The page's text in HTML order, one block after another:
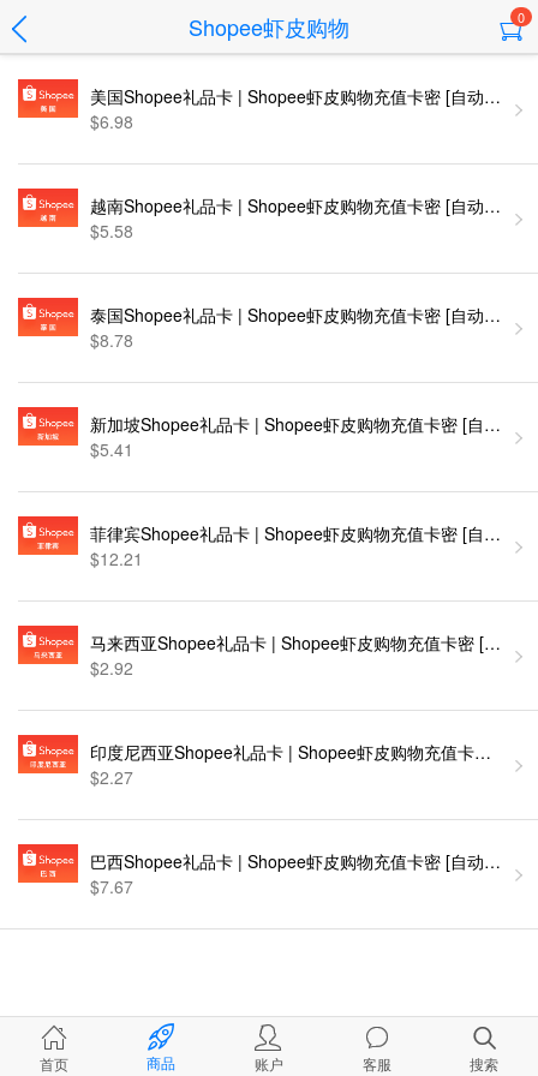
Shopee虾皮购物 0
美国Shopee礼品卡 | Shopee虾皮购物充值卡密 [自动发货]
$6.98
越南Shopee礼品卡 | Shopee虾皮购物充值卡密 [自动发货]
$5.58
泰国Shopee礼品卡 | Shopee虾皮购物充值卡密 [自动发货]
$8.78
新加坡Shopee礼品卡 | Shopee虾皮购物充值卡密 [自动发货]
$5.41
菲律宾Shopee礼品卡 | Shopee虾皮购物充值卡密 [自动发货]
$12.21
马来西亚Shopee礼品卡 | Shopee虾皮购物充值卡密 [自动
$2.92
印度尼西亚Shopee礼品卡 | Shopee虾皮购物充值卡密 [自
$2.27
巴西Shopee礼品卡 | Shopee虾皮购物充值卡密 [自动发货]
$7.67
首页 商品 账户 客服 搜索